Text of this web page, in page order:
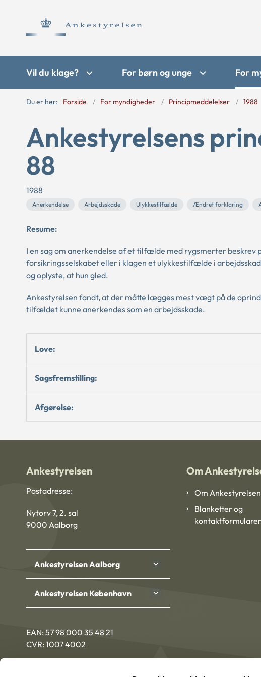
Vil du klage? For børn og unge For
Du er her: Forside For myndigheder Principmeddelelser 1988
Ankestyrelsens
88
1988
Anerkendelse Arbejdsskade Ulykkestilfælde Ændret forklaring
Resume:
I en sag om anerkendelse af et tilfælde med rygsmerter
forsikringsselskabet eller i klagen et ulykkestilfælde i
og oplyste, at hun gled.
Ankestyrelsen fandt, at der måtte lægges mest vægt på de
tilfældet kunne anerkendes som en arbejdsskade.
Love:
Sagsfremstilling:
Afgørelse:
Ankestyrelsen
Postadresse:
Nytorv 7, 2. sal
9000 Aalborg
Ankestyrelsen Aalborg
Ankestyrelsen København
EAN: 57 98 000 35 48 21
CVR: 1007 4002
Om
Om Ankestyrelsen
Blanketter og
kontaktformularer